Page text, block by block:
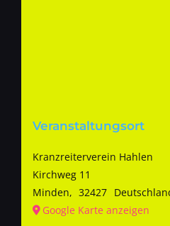
Veranstaltungsort
Kranzreiterverein Hahlen
Kirchweg 11
Minden, 32427
Google Karte anzeigen